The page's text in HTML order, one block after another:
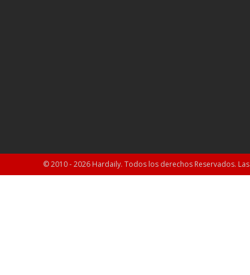
© 2010 - 2026 Hardaily. Todos los derechos Reservados.